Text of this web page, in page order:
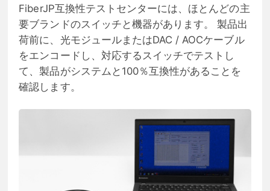
FiberJP互換性テストセンターには、ほとんどの主
要ブランドのスイッチと機器があります。 製品出
荷前に、光モジュールまたはDAC / AOCケーブル
をエンコードし、対応するスイッチでテストし
て、製品がシステムと100％互換性があることを
確認します。